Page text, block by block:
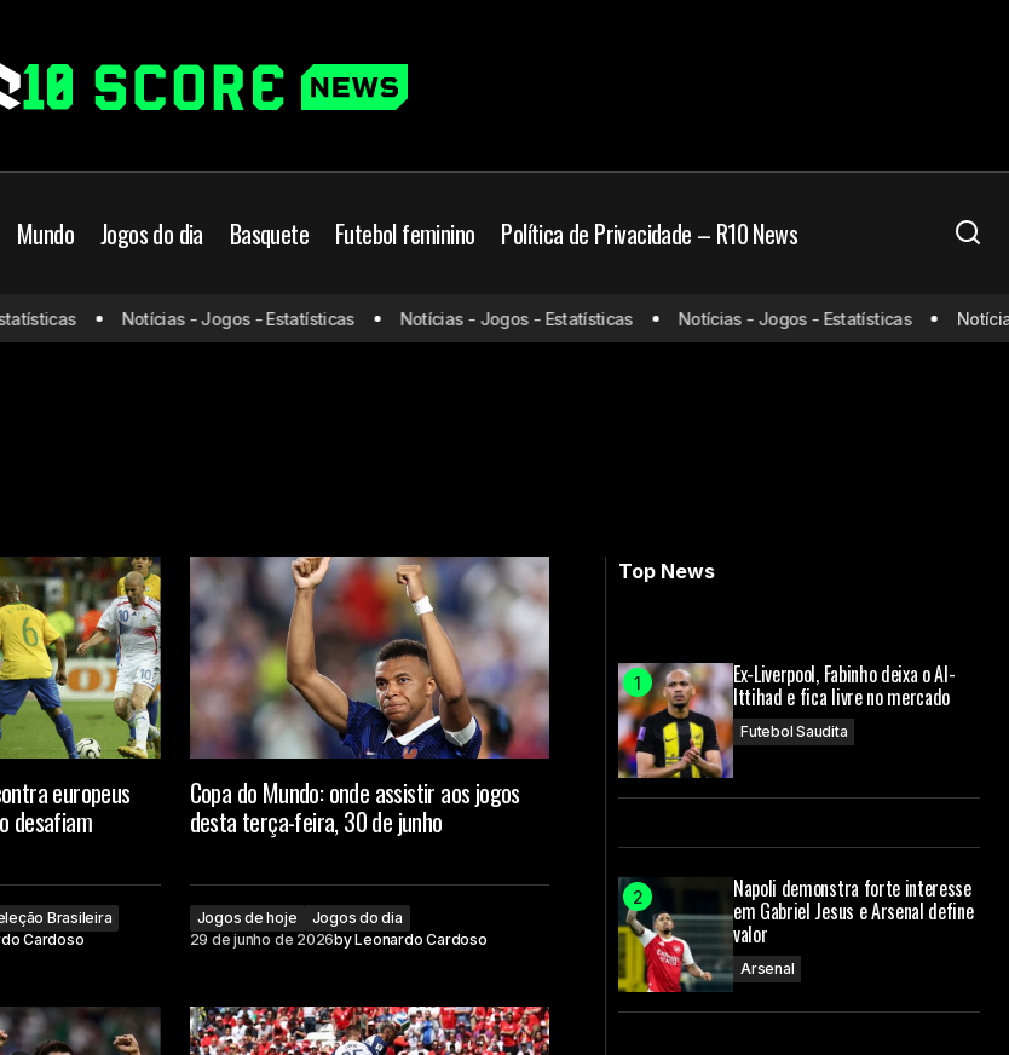
Mundo Jogos do dia Basquete Futebol feminino Política de Privacidade – R10 News
Notícias - Jogos - Estatísticas Notícias - Jogos - Estatísticas Notícias - Jogos - Estatísticas
europeus
desafiam
Brasileira
Cardoso
Copa do Mundo: onde assistir aos jogos
desta terça-feira, 30 de junho
Jogos de hoje
Jogos do dia
29 de junho de 2026byLeonardo Cardoso
Top News
Ex-Liverpool, Fabinho deixa o Al-
Ittihad e fica livre no mercado
Futebol Saudita
Napoli demonstra forte interesse
em Gabriel Jesus e Arsenal define
valor
Arsenal